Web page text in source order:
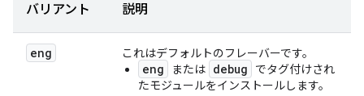
バリアント 説明
eng これはデフォルトのフレーバーです。
eng または debug
でタグ付けされ
たモジュールをインストールします。